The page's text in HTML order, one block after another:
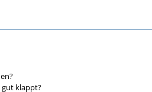
gut klappt?